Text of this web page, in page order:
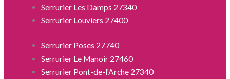
Serrurier Les Damps 27340
Serrurier Louviers 27400
Serrurier Poses 27740
Serrurier Le Manoir 27460
Serrurier Pont-de-l'Arche 27340